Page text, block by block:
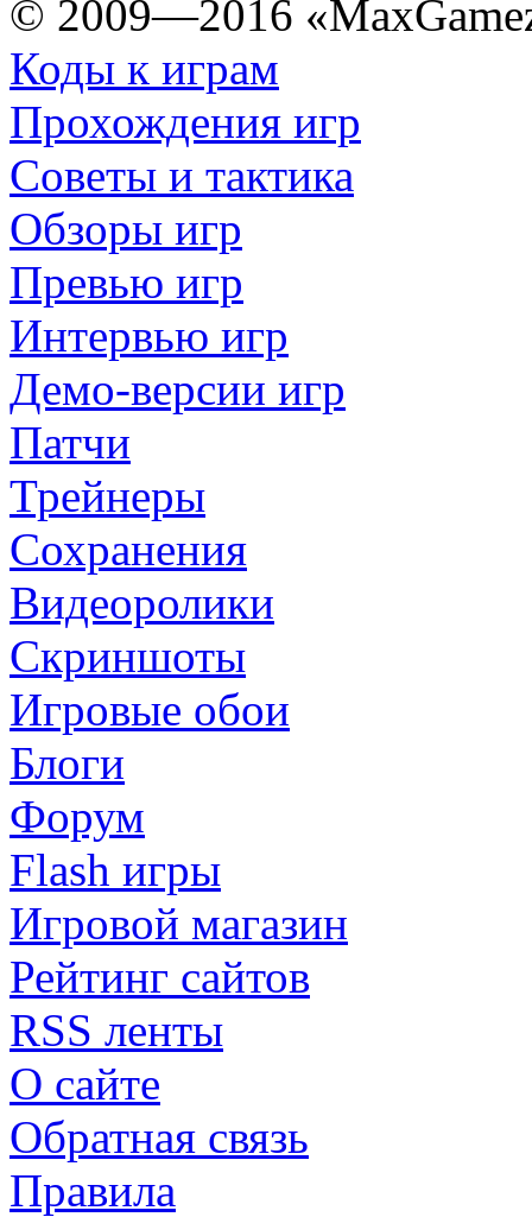
© 2009—2016
Коды к играм
Прохождения игр
Советы и тактика
Обзоры игр
Превью игр
Интервью игр
Демо-версии игр
Патчи
Трейнеры
Сохранения
Видеоролики
Скриншоты
Игровые обои
Блоги
Форум
Flash игры
Игровой магазин
Рейтинг сайтов
RSS ленты
О сайте
Обратная связь
Правила